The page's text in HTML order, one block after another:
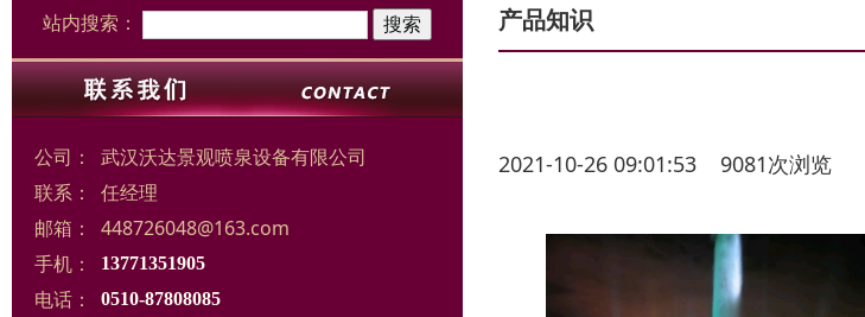
站内搜索：
公司：
武汉沃达景观喷泉设备有限公司
联系：
任经理
邮箱：
448726048@163.com
手机：
13771351905
电话： 0510-87808085
产品知识
2021-10-26 09:01:53 9081次浏览